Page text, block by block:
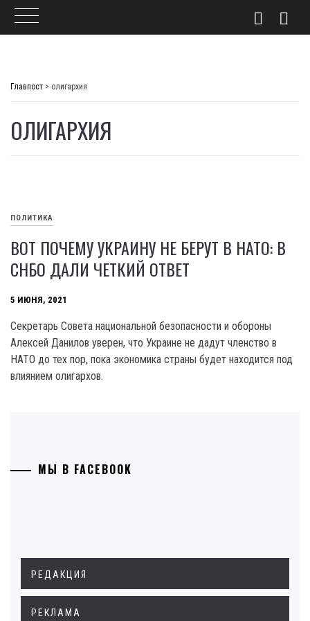
Главпост > олигархия
ОЛИГАРХИЯ
ПОЛИТИКА
ВОТ ПОЧЕМУ УКРАИНУ НЕ БЕРУТ В НАТО: В
СНБО ДАЛИ ЧЕТКИЙ ОТВЕТ
5 ИЮНЯ, 2021
Секретарь Совета национальной безопасности и обороны
Алексей Данилов уверен, что Украине не дадут членство в
НАТО до тех пор, пока экономика страны будет находится под
влиянием олигархов.
МЫ В FACEBOOK
РЕДАКЦИЯ
РЕКЛАМА